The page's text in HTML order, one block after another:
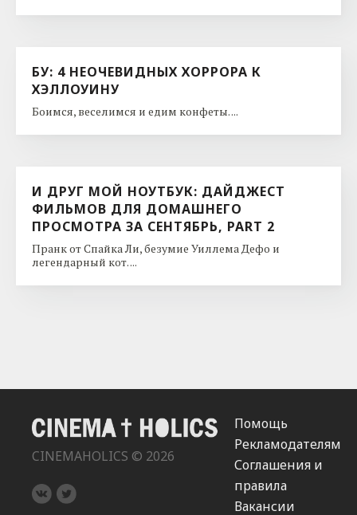
БУ: 4 НЕОЧЕВИДНЫХ ХОРРОРА К
ХЭЛЛОУИНУ
Боимся, веселимся и едим конфеты. ...
И ДРУГ МОЙ НОУТБУК: ДАЙДЖЕСТ
ФИЛЬМОВ ДЛЯ ДОМАШНЕГО
ПРОСМОТРА ЗА СЕНТЯБРЬ, PART 2
Пранк от Спайка Ли, безумие Уиллема Дефо и
легендарный кот. ...
CINEMAHOLICS © 2026
Помощь
Рекламодателям
Соглашения и
правила
Вакансии